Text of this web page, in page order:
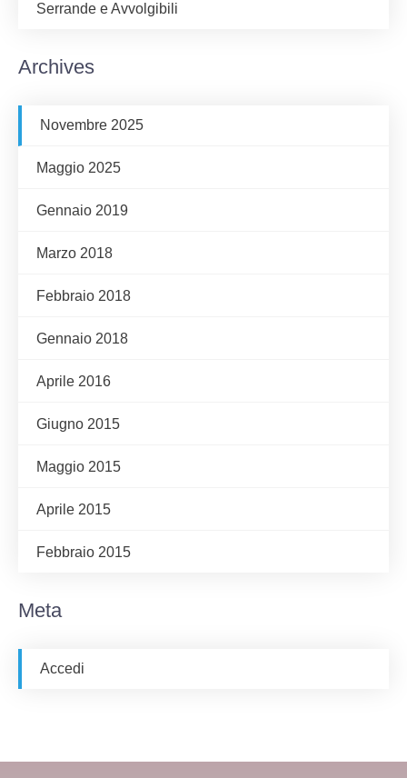
Serrande e Avvolgibili
Archives
Novembre 2025
Maggio 2025
Gennaio 2019
Marzo 2018
Febbraio 2018
Gennaio 2018
Aprile 2016
Giugno 2015
Maggio 2015
Aprile 2015
Febbraio 2015
Meta
Accedi